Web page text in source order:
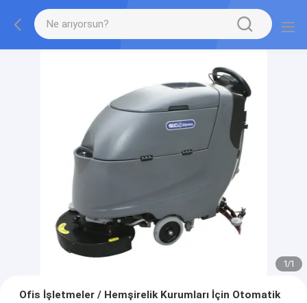
1/1
Ofis İşletmeler / Hemşirelik Kurumları İçin Otomatik